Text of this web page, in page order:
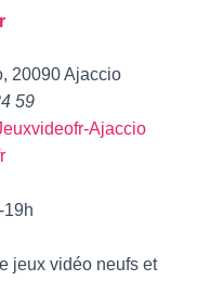
20090 Ajaccio
59
Ajaccio
19h
jeux vidéo neufs et